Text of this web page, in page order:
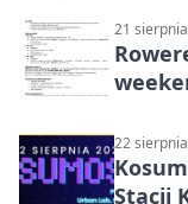
21
22
Stacji